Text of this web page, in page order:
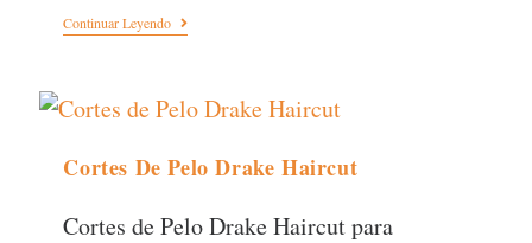
Continuar Leyendo
Cortes De Pelo Drake Haircut
Cortes de Pelo Drake Haircut para